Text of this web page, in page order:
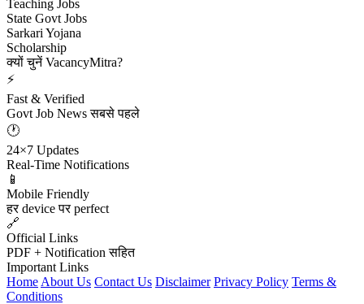
Teaching Jobs
State Govt Jobs
Sarkari Yojana
Scholarship
क्यों चुनें VacancyMitra?
⚡
Fast & Verified
Govt Job News सबसे पहले
🕐
24×7 Updates
Real-Time Notifications
📱
Mobile Friendly
हर device पर perfect
🔗
Official Links
PDF + Notification सहित
Important Links
Home About Us Contact Us Disclaimer Privacy Policy Terms &
Conditions